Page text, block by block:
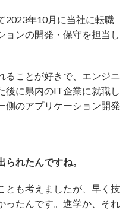
2023年10月に当社に転職
ョンの開発・保守を担当し
ることが好きで、エンジニ
後に県内のIT企業に就職し
側のアプリケーション開発
れたんですね。
とも考えましたが、早く技
ったんです。進学か、それ